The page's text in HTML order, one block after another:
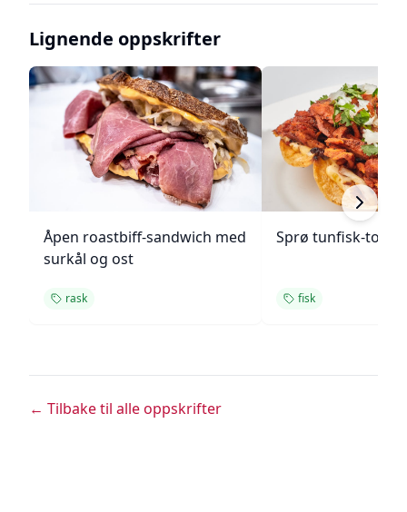
Lignende oppskrifter
Åpen roastbiff-sandwich med
surkål og ost
rask
Sprø tunfisk-
fisk
← Tilbake til alle oppskrifter